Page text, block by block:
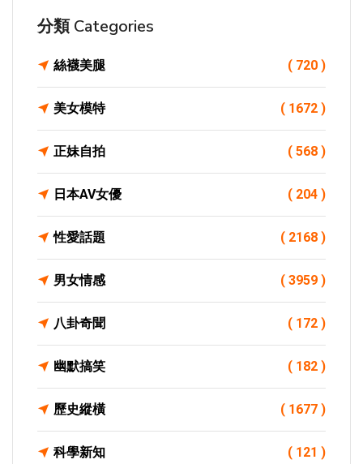
分類 Categories
絲襪美腿 ( 720 )
美女模特 ( 1672 )
正妹自拍 ( 568 )
日本AV女優 ( 204 )
性愛話題 ( 2168 )
男女情感 ( 3959 )
八卦奇聞 ( 172 )
幽默搞笑 ( 182 )
歷史縱橫 ( 1677 )
科學新知 ( 121 )